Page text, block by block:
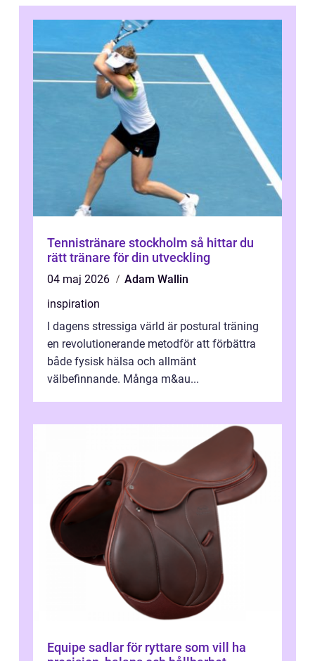
Tennistränare stockholm så hittar du
rätt tränare för din utveckling
04 maj 2026
Adam Wallin
inspiration
I dagens stressiga värld är postural träning
en revolutionerande metodför att förbättra
både fysisk hälsa och allmänt
välbefinnande. Många m&au...
Equipe sadlar för ryttare som vill ha